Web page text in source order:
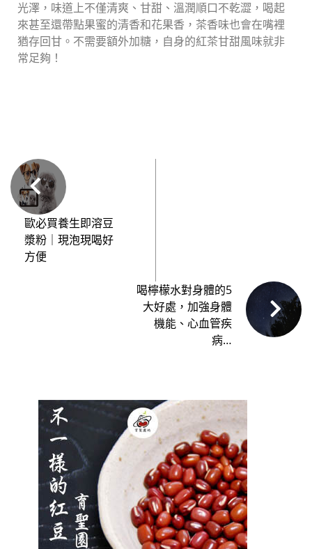
光澤，味道上不僅清爽、甘甜、溫潤順口不乾澀，喝起
來甚至還帶點果蜜的清香和花果香，茶香味也會在嘴裡
猶存回甘。不需要額外加糖，自身的紅茶甘甜風味就非
常足夠！
歐必買養生即溶豆
漿粉｜現泡現喝好
方便
喝檸檬水對身體的5
大好處，加強身體
機能、心血管疾
病…